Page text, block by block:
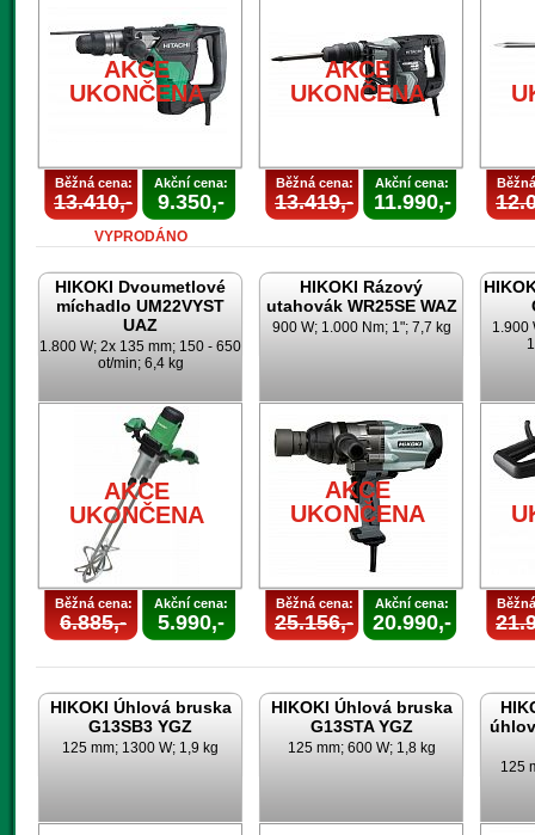
AKCE
UKONČENA
Běžná cena:
13.410,-
Akční cena:
9.350,-
VYPRODÁNO
AKCE
UKONČENA
Běžná cena:
13.419,-
Akční cena:
11.990,-
HIKOKI Dvoumetlové
míchadlo UM22VYST
UAZ
1.800 W; 2x 135 mm; 150 - 650
ot/min; 6,4 kg
AKCE
UKONČENA
Běžná cena:
6.885,-
Akční cena:
5.990,-
HIKOKI Rázový
utahovák WR25SE WAZ
900 W; 1.000 Nm; 1"; 7,7 kg
AKCE
UKONČENA
Běžná cena:
25.156,-
Akční cena:
20.990,-
1.900
HIKOKI Úhlová bruska
G13SB3 YGZ
125 mm; 1300 W; 1,9 kg
HIKOKI Úhlová bruska
G13STA YGZ
125 mm; 600 W; 1,8 kg
125